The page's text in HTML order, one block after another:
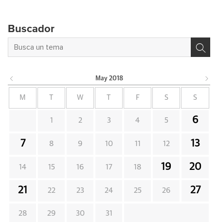
Buscador
May 2018
M W F S S
1 2 3 4 5 6
7 8 9 10 11 12 13
14 15 16 17 18 19 20
21 22 23 24 25 26 27
28 29 30 31